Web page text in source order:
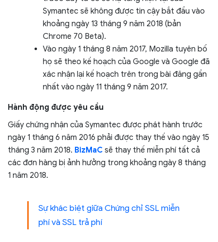
Symantec sẽ không được tin cậy bắt đầu vào
khoảng ngày 13 tháng 9 năm 2018 (bản
Chrome 70 Beta).
Vào ngày 1 tháng 8 năm 2017, Mozilla tuyên bố
họ sẽ theo kế hoạch của Google và Google đã
xác nhận lại kế hoạch trên trong bài đăng gần
nhất vào ngày 11 tháng 9 năm 2017.
Hành động được yêu cầu
Giấy chứng nhận của Symantec được phát hành trước
ngày 1 tháng 6 năm 2016 phải được thay thế vào ngày 15
tháng 3 năm 2018. BizMaC sẽ thay thế miễn phí tất cả
các đơn hàng bị ảnh hưởng trong khoảng ngày 8 tháng
1 năm 2018.
Sự khác biệt giữa Chứng chỉ SSL miễn
phí và SSL trả phí